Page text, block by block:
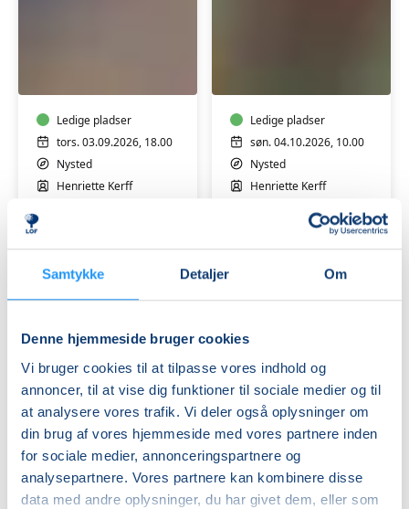
Samtykke Detaljer Om
Denne hjemmeside bruger cookies
Vi bruger cookies til at tilpasse vores indhold og
annoncer, til at vise dig funktioner til sociale medier og til
at analysere vores trafik. Vi deler også oplysninger om
din brug af vores hjemmeside med vores partnere inden
for sociale medier, annonceringspartnere og
analysepartnere. Vores partnere kan kombinere disse
data med andre oplysninger, du har givet dem, eller som
Ledige pladser
tors. 03.09.2026, 18.00
Nysted
Henriette Kerff
Ledige pladser
søn. 04.10.2026, 10.00
Nysted
Henriette Kerff
Juledekorationer
workshop
Ledige pladser
søn. 22.11.2026, 10.00
Nysted
Henriette Kerff